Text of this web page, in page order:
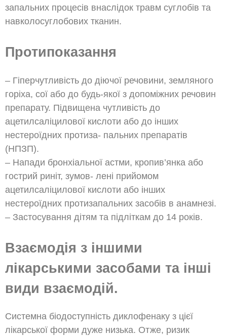
запальних процесів внаслiдок травм суглобiв та
навколосуглобових тканин.
Протипоказання
– Гіперчутливість до діючої речовини, земляного
горіха, сої або до будь-якої з допоміжних речовин
препарату. Підвищена чутливість до
ацетилсаліцилової кислоти або до інших
нестероїдних протиза- пальних препаратів
(НПЗП).
– Напади бронхіальної астми, кропив’янка або
гострий риніт, зумов- лені прийомом
ацетилсаліцилової кислоти або інших
нестероїдних протизапальних засобів в анамнезі.
– Застосування дітям та підліткам до 14 років.
Взаємодія з іншими
лікарськими засобами та інші
види взаємодій.
Системна біодоступність диклофенаку з цієї
лікарської форми дуже низька. Отже, ризик